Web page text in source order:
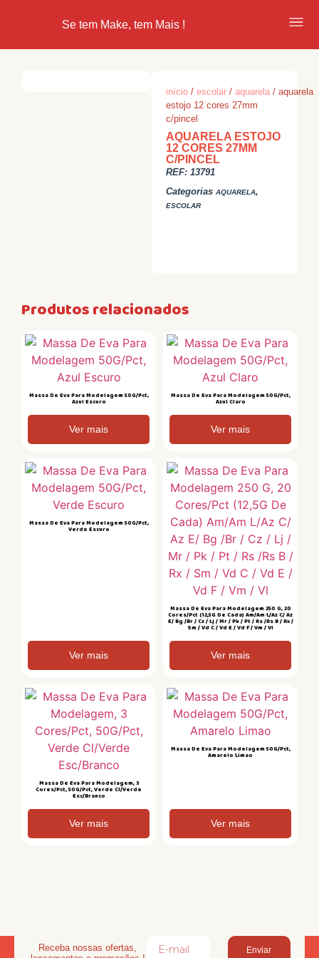
Se tem Make, tem Mais !
início /escolar /aquarela / aquarela
estojo 12 cores 27mm
c/pincel
AQUARELA ESTOJO
12 CORES 27MM
C/PINCEL
REF:13791
Categorias AQUARELA,
ESCOLAR
Produtos relacionados
Massa De Eva Para Modelagem 50G/Pct,
Azul Escuro
Ver mais
Massa De Eva Para Modelagem 50G/Pct,
Azul Claro
Ver mais
Massa De Eva Para Modelagem 50G/Pct,
Verde Escuro
Ver mais
Massa De Eva Para Modelagem 250 G, 20
Cores/Pct (12,5G De Cada) Am/Am L/Az C/ Az
E/ Bg /Br / Cz / Lj / Mr / Pk / Pt / Rs /Rs B / Rx /
Sm / Vd C / Vd E / Vd F / Vm / Vl
Ver mais
Massa De Eva Para Modelagem, 3
Cores/Pct, 50G/Pct, Verde Cl/Verde
Esc/Branco
Ver mais
Massa De Eva Para Modelagem 50G/Pct,
Amarelo Limao
Ver mais
Receba nossas ofertas,
Enviar